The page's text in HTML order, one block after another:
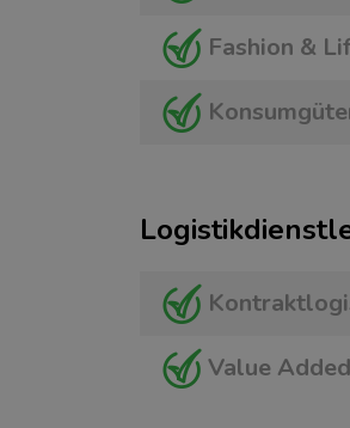
Fashion &
Value